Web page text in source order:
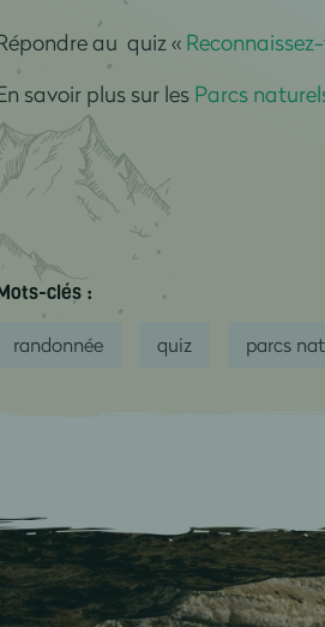
au quiz «
savoir plus sur les Parcs
clés :
randonnée quiz parcs